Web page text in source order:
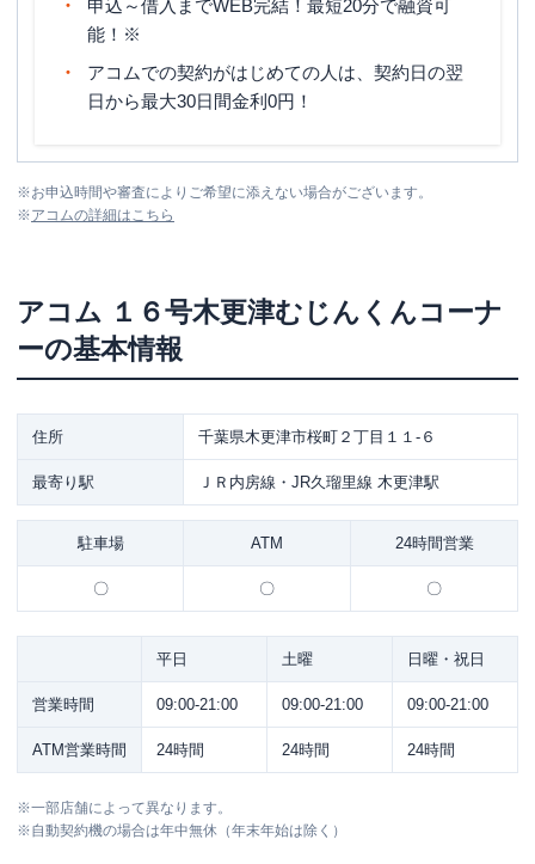
申込～借入までWEB完結！最短20分で融資可
能！※
アコムでの契約がはじめての人は、契約日の翌
日から最大30日間金利0円！
※お申込時間や審査によりご希望に添えない場合がございます。
※アコムの詳細はこちら
アコム １６号木更津むじんくんコーナ
ーの基本情報
住所 千葉県木更津市桜町２丁目１１-６
最寄り駅 ＪＲ内房線・JR久瑠里線 木更津駅
駐車場 ATM 24時間営業
〇 〇 〇
平日 土曜 日曜・祝日
営業時間 09:00-21:00 09:00-21:00 09:00-21:00
ATM営業時間 24時間 24時間 24時間
※一部店舗によって異なります。
※自動契約機の場合は年中無休（年末年始は除く）